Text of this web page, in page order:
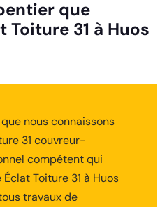
que
Toiture 31 à Huos
nous connaissons
31 couvreur-
compétent qui
Toiture 31 à Huos
travaux de